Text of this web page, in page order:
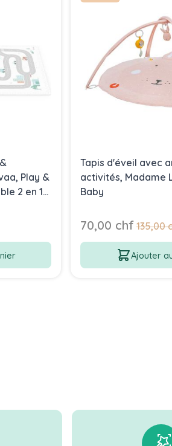
Play &
2 en 1
Tapis d'éveil avec
activités, Madame
Baby
Prix Spécial
70,00 chf Prix
135,00
Ajouter